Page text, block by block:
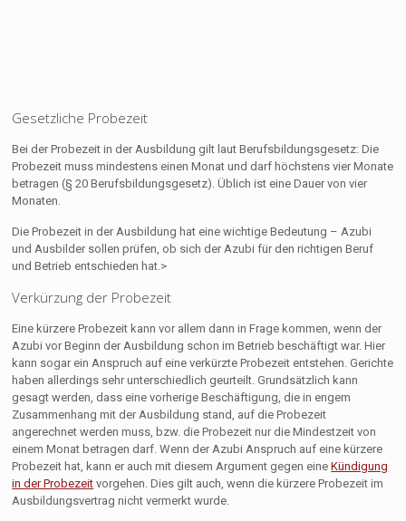
Gesetzliche Probezeit
Bei der Probezeit in der Ausbildung gilt laut Berufsbildungsgesetz: Die
Probezeit muss mindestens einen Monat und darf höchstens vier Monate
betragen (§ 20 Berufsbildungsgesetz). Üblich ist eine Dauer von vier
Monaten.
Die Probezeit in der Ausbildung hat eine wichtige Bedeutung – Azubi
und Ausbilder sollen prüfen, ob sich der Azubi für den richtigen Beruf
und Betrieb entschieden hat.>
Verkürzung der Probezeit
Eine kürzere Probezeit kann vor allem dann in Frage kommen, wenn der
Azubi vor Beginn der Ausbildung schon im Betrieb beschäftigt war. Hier
kann sogar ein Anspruch auf eine verkürzte Probezeit entstehen. Gerichte
haben allerdings sehr unterschiedlich geurteilt. Grundsätzlich kann
gesagt werden, dass eine vorherige Beschäftigung, die in engem
Zusammenhang mit der Ausbildung stand, auf die Probezeit
angerechnet werden muss, bzw. die Probezeit nur die Mindestzeit von
einem Monat betragen darf. Wenn der Azubi Anspruch auf eine kürzere
Probezeit hat, kann er auch mit diesem Argument gegen eineKündigung
in der Probezeit vorgehen. Dies gilt auch, wenn die kürzere Probezeit im
Ausbildungsvertrag nicht vermerkt wurde.